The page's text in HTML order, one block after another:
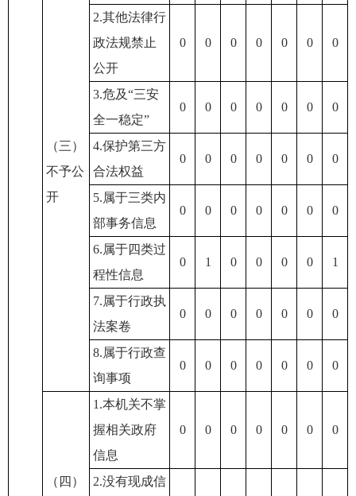
（三）
不予公
开
2.其他法律行
政法规禁止
公开
0 0 0 0 0 0 0
3.危及“三安
全一稳定”
0 0 0 0 0 0 0
4.保护第三方
合法权益
0 0 0 0 0 0 0
5.属于三类内
部事务信息
0 0 0 0 0 0 0
6.属于四类过
程性信息
0 1 0 0 0 0 1
7.属于行政执
法案卷
0 0 0 0 0 0 0
8.属于行政查
询事项
0 0 0 0 0 0 0
（四）
1.本机关不掌
握相关政府
信息
0 0 0 0 0 0 0
2.没有现成信